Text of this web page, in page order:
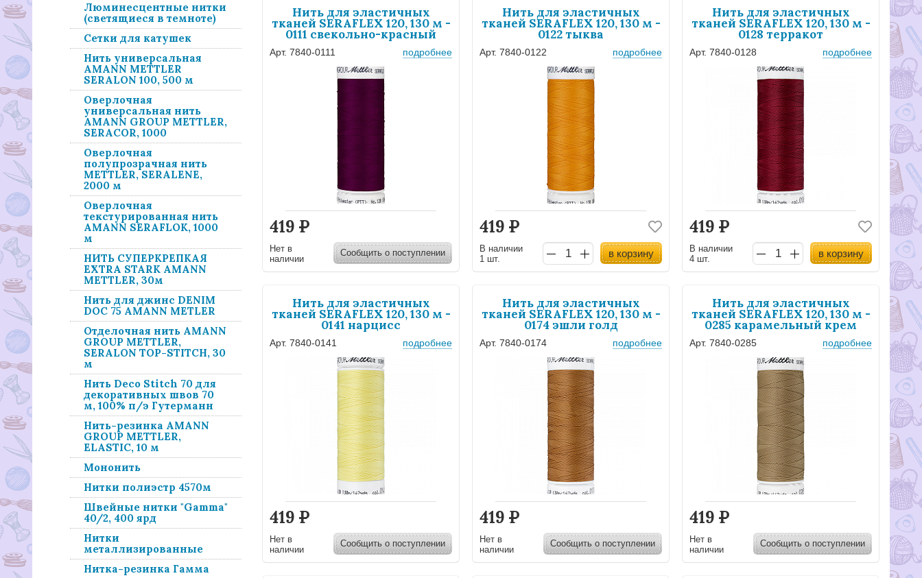
Люминесцентные нитки
(светящиеся в темноте)
Сетки для катушек
Нить универсальная
AMANN METTLER
SERALON 100, 500 м
Оверлочная
универсальная нить
AMANN GROUP METTLER,
SERACOR, 1000
Оверлочная
полупрозрачная нить
METTLER, SERALENE,
2000 м
Оверлочная
текстурированная нить
AMANN SERAFLOK, 1000
м
НИТЬ СУПЕРКРЕПКАЯ
EXTRA STARK AMANN
METTLER, 30м
Нить для джинс DENIM
DOC 75 AMANN METLER
Отделочная нить AMANN
GROUP METTLER,
SERALON TOP-STITCH, 30
м
Нить Deco Stitch 70 для
декоративных швов 70
м, 100% п/э Гутерманн
Нить-резинка AMANN
GROUP METTLER,
ELASTIC, 10 м
Мононить
Нитки полиэстр 4570м
Швейные нитки "Gamma"
40/2, 400 ярд
Нитки
металлизированные
Нитка-резинка Гамма
Нить для эластичных
тканей SERAFLEX 120, 130 м -
0111 свекольно-красный
Арт. 7840-0111 подробнее
419 Р
Нет в
наличии
Сообщить о поступлении
Нить для эластичных
тканей SERAFLEX 120, 130 м -
0122 тыква
Арт. 7840-0122 подробнее
419 Р
В наличии
1 шт.
в корзину
Нить для эластичных
тканей SERAFLEX 120, 130 м -
0128 терракот
Арт. 7840-0128 подробнее
419 Р
В наличии
4 шт.
в корзину
Нить для эластичных
тканей SERAFLEX 120, 130 м -
0141 нарцисс
Арт. 7840-0141 подробнее
419 Р
Нет в
наличии
Сообщить о поступлении
Нить для эластичных
тканей SERAFLEX 120, 130 м -
0174 эшли голд
Арт. 7840-0174 подробнее
419 Р
Нет в
наличии
Сообщить о поступлении
Нить для эластичных
тканей SERAFLEX 120, 130 м -
0285 карамельный крем
Арт. 7840-0285 подробнее
419 Р
Нет в
наличии
Сообщить о поступлении